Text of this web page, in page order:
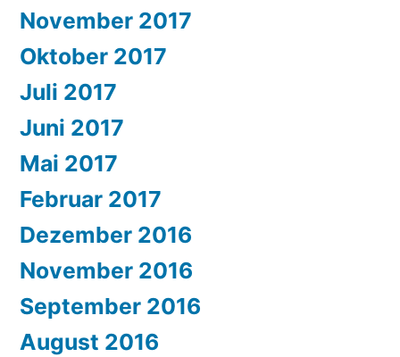
November 2017
Oktober 2017
Juli 2017
Juni 2017
Mai 2017
Februar 2017
Dezember 2016
November 2016
September 2016
August 2016